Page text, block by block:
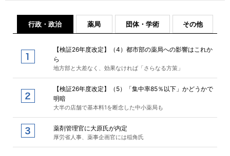
行政・政治 薬局 団体・学術 その他
【検証26年度改定】（4）都市部の薬局への影響はこれか
ら
地方部と大差なく、効果なければ「さらなる方策」
【検証26年度改定】（5）「集中率85％以下」かどうかで
明暗
大半の店舗で基本料1を断念した中小薬局も
薬剤管理官に大原氏が内定
厚労省人事、薬事企画官には稲角氏